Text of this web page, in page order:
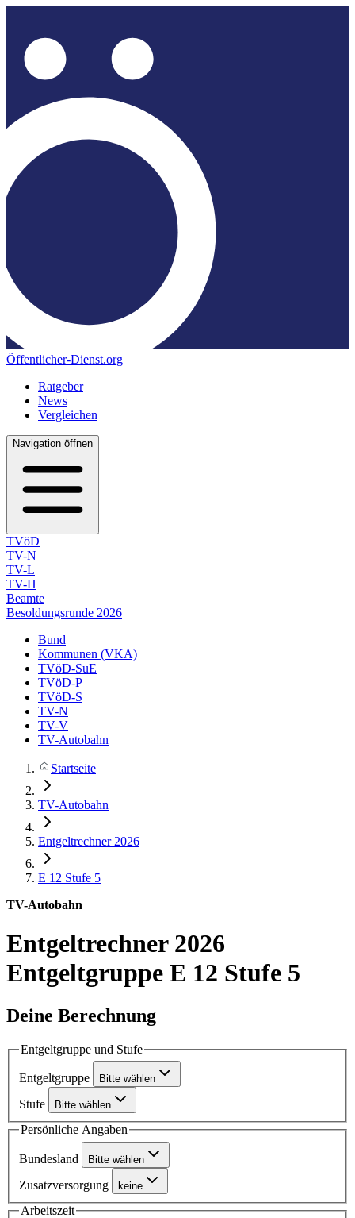
Öffentlicher-Dienst.org
Ratgeber
News
Vergleichen
Navigation öffnen
TVöD
TV-N
TV-L
TV-H
Beamte
Besoldungsrunde 2026
Bund
Kommunen (VKA)
TVöD-SuE
TVöD-P
TVöD-S
TV-N
TV-V
TV-Autobahn
Startseite
TV-Autobahn
Entgeltrechner 2026
E 12 Stufe 5
TV-Autobahn
Entgeltrechner 2026
Entgeltgruppe E 12 Stufe 5
Deine Berechnung
Entgeltgruppe und Stufe
Entgeltgruppe Bitte wählen
Stufe Bitte wählen
Persönliche Angaben
Bundesland Bitte wählen
Zusatzversorgung keine
Arbeitszeit